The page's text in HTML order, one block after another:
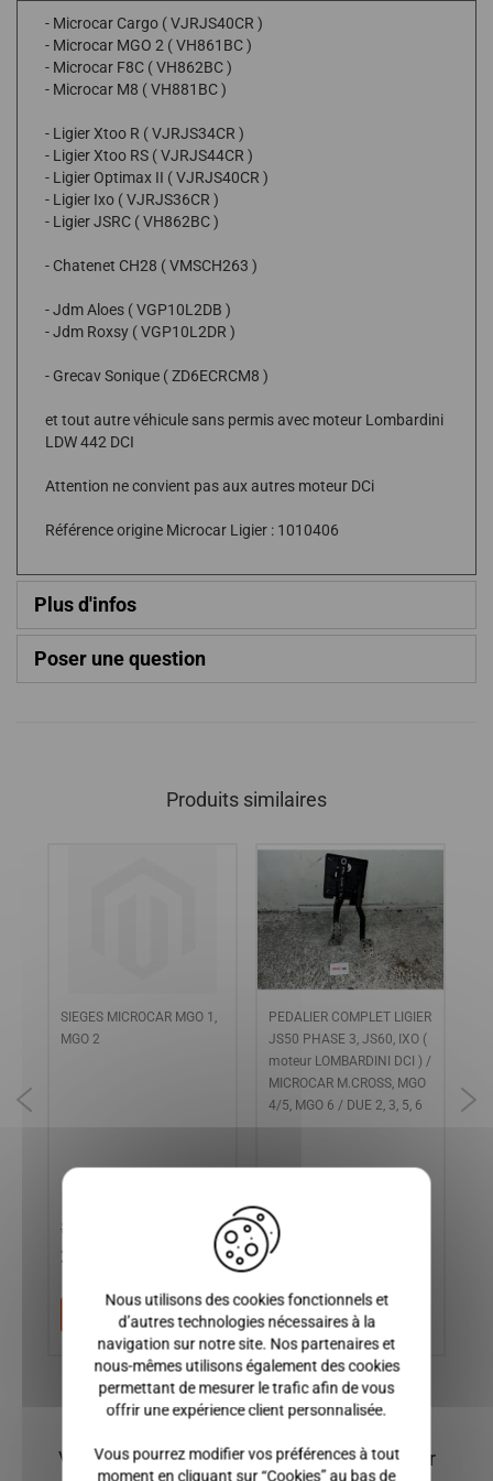
- Microcar Cargo ( VJRJS40CR )
- Microcar MGO 2 ( VH861BC )
- Microcar F8C ( VH862BC )
- Microcar M8 ( VH881BC )
- Ligier Xtoo R ( VJRJS34CR )
- Ligier Xtoo RS ( VJRJS44CR )
- Ligier Optimax II ( VJRJS40CR )
- Ligier Ixo ( VJRJS36CR )
- Ligier JSRC ( VH862BC )
- Chatenet CH28 ( VMSCH263 )
- Jdm Aloes ( VGP10L2DB )
- Jdm Roxsy ( VGP10L2DR )
- Grecav Sonique ( ZD6ECRCM8 )
et tout autre véhicule sans permis avec moteur Lombardini
LDW 442 DCI
Attention ne convient pas aux autres moteur DCi
Référence origine Microcar Ligier : 1010406
Plus d'infos
Poser une question
Produits similaires
SIEGES MICROCAR MGO 1,
MGO 2
299,00 €
399,00 €
Ajouter au panier
PEDALIER COMPLET LIGIER
JS50 PHASE 3, JS60, IXO (
moteur LOMBARDINI DCI ) /
MICROCAR M.CROSS, MGO
4/5, MGO 6 / DUE 2, 3, 5, 6
50,00 €
Ajouter au panier
Vous pourriez également être intéressé par
Nous utilisons des cookies fonctionnels et
d’autres technologies nécessaires à la
navigation sur notre site. Nos partenaires et
nous-mêmes utilisons également des cookies
permettant de mesurer le trafic afin de vous
offrir une expérience client personnalisée.
Vous pourrez modifier vos préférences à tout
moment en cliquant sur “Cookies” au bas de